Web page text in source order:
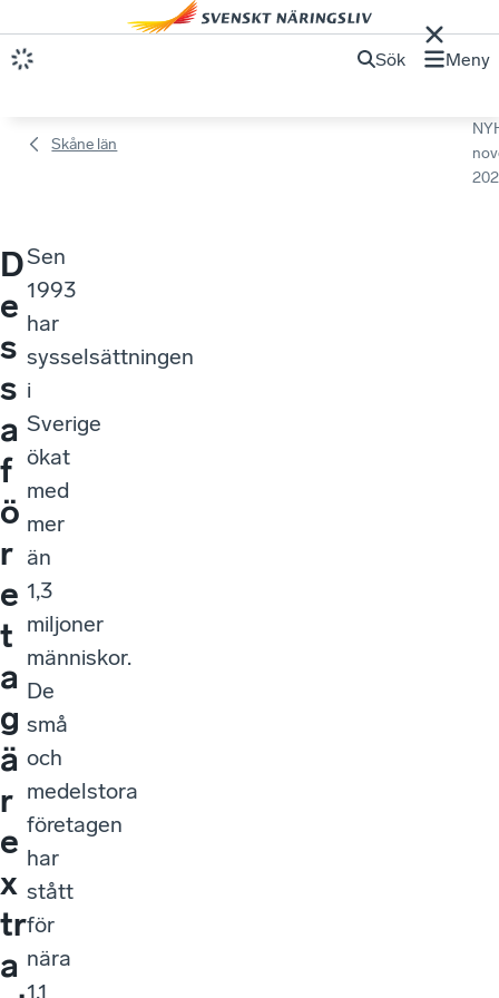
Sök Meny
Skåne län
D
e
s
s
a
f
ö
r
e
t
a
g
ä
r
e
x
tr
a
Sen
1993
har
sysselsättningen
i
Sverige
ökat
med
mer
än
1,3
miljoner
människor.
De
små
och
medelstora
företagen
har
stått
för
nära
1,1